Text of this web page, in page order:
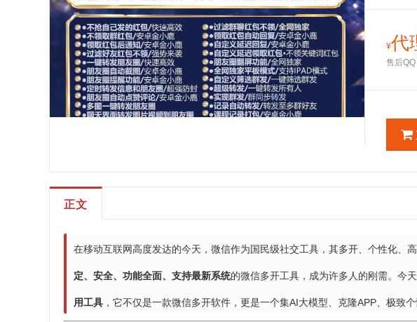
¥代
售后
正文
在移动互联网高度发达的今天，微信作为国民级社交工具，其多开、个性化、
定、安全、功能全面、支持最新系统的微信多开工具，成为许多人的刚需。
用工具，它不仅是一款微信多开软件，更是一个集AI大模型、克隆APP、极致